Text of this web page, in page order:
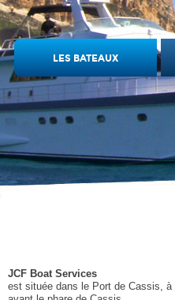
LES BATEAUX
JCF Boat Services
est située dans le Port de Cassis,